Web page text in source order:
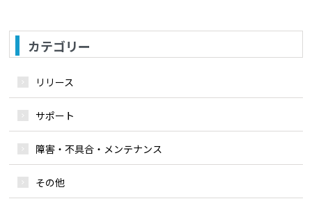
カテゴリー
リリース
サポート
障害・不具合・メンテナンス
その他